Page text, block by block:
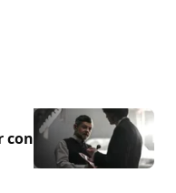
con